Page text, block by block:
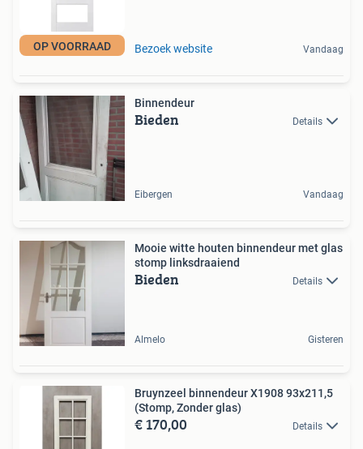
OP VOORRAAD Bezoek website Vandaag
Binnendeur
Bieden Details
Eibergen Vandaag
Mooie witte houten binnendeur met glas
stomp linksdraaiend
Bieden Details
Almelo Gisteren
Bruynzeel binnendeur X1908 93x211,5
(Stomp, Zonder glas)
€ 170,00 Details